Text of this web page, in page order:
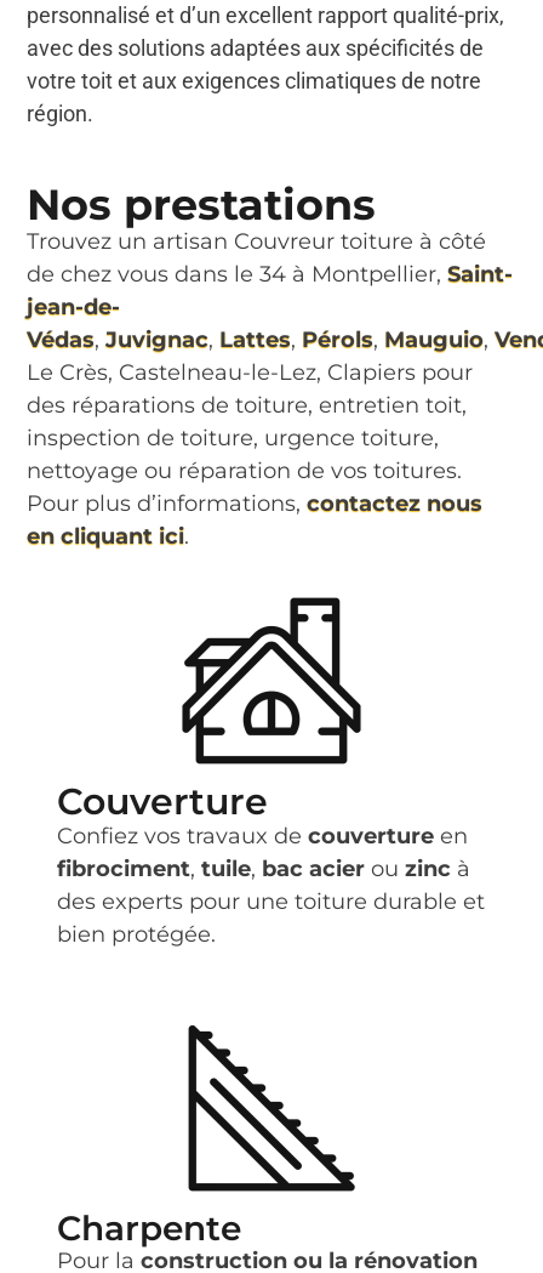
personnalisé et d’un excellent rapport qualité-prix,
avec des solutions adaptées aux spécificités de
votre toit et aux exigences climatiques de notre
région.
Nos prestations
Trouvez un artisan Couvreur toiture à côté
de chez vous dans le 34 à Montpellier,Saint-
jean-de-
Védas,Juvignac, Lattes, Pérols, Mauguio,
Le Crès, Castelneau-le-Lez, Clapiers pour
des réparations de toiture, entretien toit,
inspection de toiture, urgence toiture,
nettoyage ou réparation de vos toitures.
Pour plus d’informations,contactez nous
en cliquant ici.
Couverture
Confiez vos travaux decouverture en
fibrociment,tuile, bac acier ouzinc à
des experts pour une toiture durable et
bien protégée.
Charpente
Pour laconstruction ou la rénovation